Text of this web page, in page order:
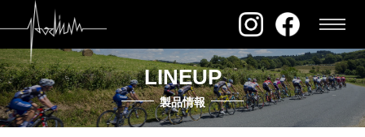
LINEUP
製品情報